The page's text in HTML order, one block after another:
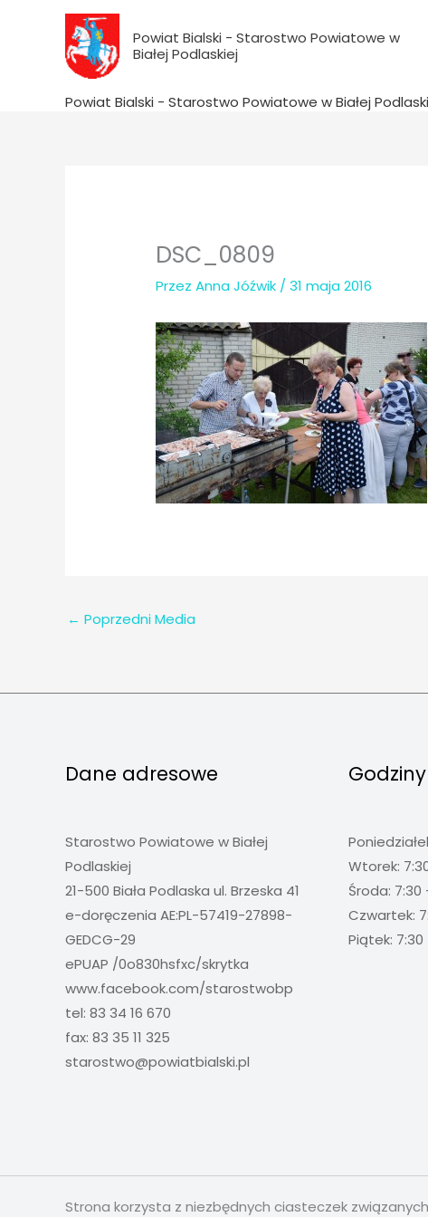
Powiat Bialski - Starostwo Powiatowe w
Białej Podlaskiej
Powiat Bialski - Starostwo Powiatowe w Białej
DSC_0809
PrzezAnna Jóźwik /31 maja 2016
← Poprzedni Media
Dane adresowe
Starostwo Powiatowe w Białej
Podlaskiej
21-500 Biała Podlaska ul. Brzeska 41
e-doręczenia AE:PL-57419-27898-
GEDCG-29
ePUAP /0o830hsfxc/skrytka
www.facebook.com/starostwobp
tel: 83 34 16 670
fax: 83 35 11 325
starostwo@powiatbialski.pl
Wtorek:
Środa: 7:30
Czwartek:
Piątek: 7:30
Strona korzysta z niezbędnych ciasteczek